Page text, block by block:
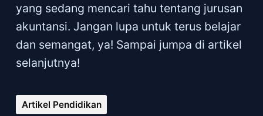
yang sedang mencari tahu tentang jurusan
akuntansi. Jangan lupa untuk terus belajar
dan semangat, ya! Sampai jumpa di artikel
selanjutnya!
Artikel Pendidikan